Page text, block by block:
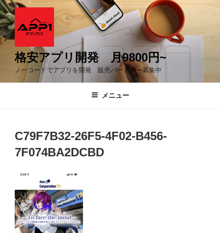
コ
ン
テ
ン
格安アプリ開発 月9800円~
ノーコードでアプリを開発 販売パートナー募集中
メニュー
C79F7B32-26F5-4F02-B456-
7F074BA2DCBD